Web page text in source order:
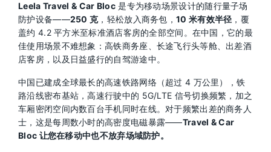
Leela Travel & Car Bloc是专为移动场景设计的随行量子场
防护设备——250 克，轻松放入商务包，10 米有效半径 ，覆
盖约 4.2 平方米至标准酒店客房的全部空间。在中国，它的最
佳使用场景不难想象：高铁商务座、长途飞行头等舱、出差酒
店客房，以及日益盛行的自驾游途中。
中国已建成全球最长的高速铁路网络（超过 4 万公里），铁
路沿线密布基站，高速行驶中的 5G/LTE 信号切换频繁，加之
车厢密闭空间内数百台手机同时在线。对于频繁出差的商务人
士，这是每周数小时的高密度电磁暴露——Travel & Car
Bloc 让您在移动中也不放弃场域防护。